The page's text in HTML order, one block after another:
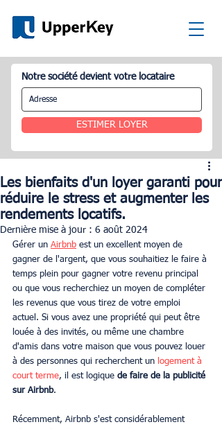
Notre société devient votre locataire
ESTIMER LOYER
Les bienfaits d'un loyer garanti pour
réduire le stress et augmenter les
rendements locatifs.
Dernière mise à jour : 6 août 2024
Gérer un Airbnb est un excellent moyen de
gagner de l'argent, que vous souhaitiez le faire à
temps plei­­n pour gagner votre revenu principal
ou que vous recherchiez un moyen de compléter
les revenus que vous tirez de votre emploi
actuel. Si vous avez une propriété qui peut être
louée à des invités, ou même une chambre
d'amis dans votre maison que vous pouvez louer
à des personnes qui recherchent un logement à
court terme, il est logique de faire de la publicité
sur Airbnb.
Récemment, Airbnb s'est considérablement